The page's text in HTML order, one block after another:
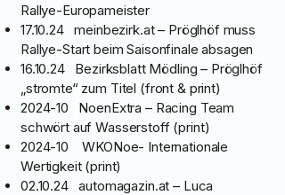
Rallye-Europameister
17.10.24 meinbezirk.at – Pröglhöf muss
Rallye-Start beim Saisonfinale absagen
16.10.24 Bezirksblatt Mödling – Pröglhöf
„stromte“ zum Titel (front & print)
2024-10 NoenExtra – Racing Team
schwört auf Wasserstoff (print)
2024-10 WKONoe- Internationale
Wertigkeit (print)
02.10.24 automagazin.at – Luca